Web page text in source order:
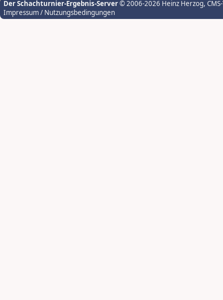
Der Schachturnier-Ergebnis-Server© 2006-2026 Heinz Herzog,
Impressum / Nutzungsbedingungen